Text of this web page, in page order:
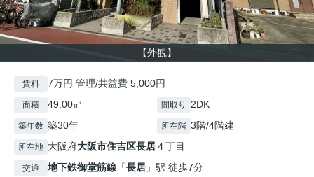
【外観】
賃料 7万円 管理/共益費 5,000円
面積 49.00㎡ 間取り 2DK
築年数 築30年 所在階 3階/4階建
所在地 大阪府大阪市住吉区長居４丁目
交通 地下鉄御堂筋線 「長居 」駅 徒歩7分